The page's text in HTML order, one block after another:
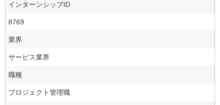
インターンシップID
8769
業界
サービス業界
職種
プロジェクト管理職